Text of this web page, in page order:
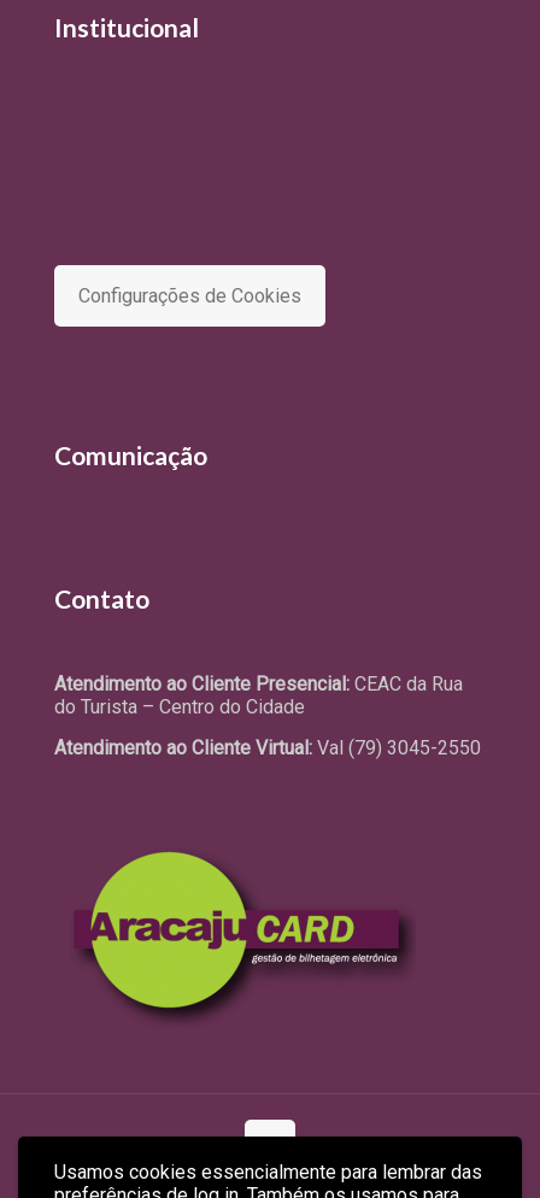
Usamos cookies essencialmente para lembrar das
Institucional
Configurações de Cookies
Comunicação
Contato
Atendimento ao Cliente Presencial: CEAC da Rua
do Turista – Centro do Cidade
Atendimento ao Cliente Virtual: Val (79) 3045-2550